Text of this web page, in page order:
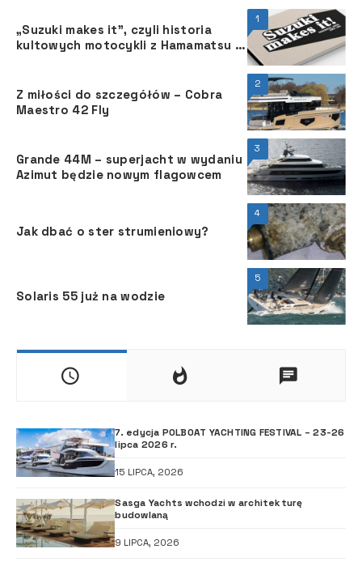
1
„Suzuki makes it”, czyli historia
kultowych motocykli z Hamamatsu w
2
Z miłości do szczegółów – Cobra
Maestro 42 Fly
3
Grande 44M – superjacht w wydaniu
Azimut będzie nowym flagowcem
4
Jak dbać o ster strumieniowy?
5
Solaris 55 już na wodzie
7. edycja POLBOAT YACHTING FESTIVAL – 23-26
lipca 2026 r.
15 LIPCA, 2026
Sasga Yachts wchodzi w architekturę
budowlaną
9 LIPCA, 2026